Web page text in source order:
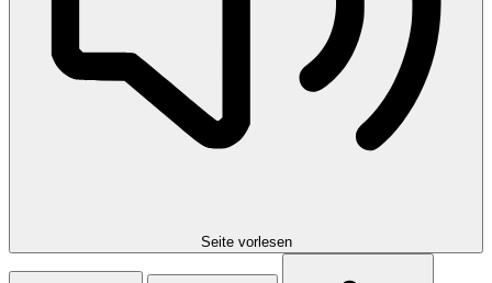
Seite vorlesen